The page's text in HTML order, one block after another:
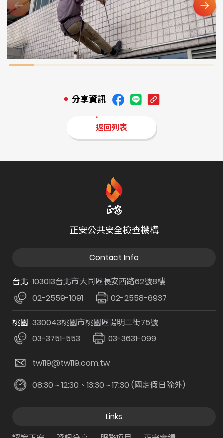
分享資訊
返回列表
正安公共安全檢查機構
Contact Info
台北 103013台北市大同區長安西路62號8樓
02-2559-1091
02-2558-6937
桃園 330043桃園市桃園區陽明二街75號
03-3751-553
03-3631-099
tw119@tw119.com.tw
08:30 ~ 12:30、13:30 ~ 17:30 (國定假日除外)
Links